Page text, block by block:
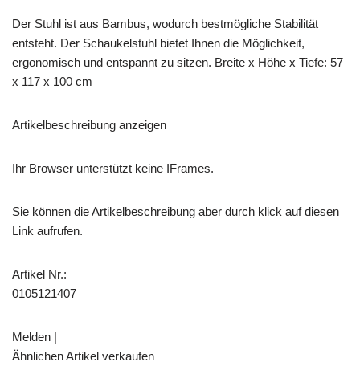
Der Stuhl ist aus Bambus, wodurch bestmögliche Stabilität
entsteht. Der Schaukelstuhl bietet Ihnen die Möglichkeit,
ergonomisch und entspannt zu sitzen. Breite x Höhe x Tiefe: 57
x 117 x 100 cm
Artikelbeschreibung anzeigen
Ihr Browser unterstützt keine IFrames.
Sie können die Artikelbeschreibung aber durch klick auf diesen
Link aufrufen.
Artikel Nr.:
0105121407
Melden |
Ähnlichen Artikel verkaufen